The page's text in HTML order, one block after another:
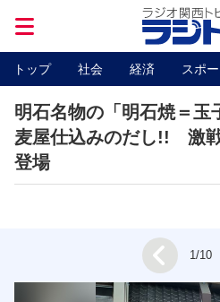
トップ 社会 経済 スポ
明石名物の「明石焼＝
麦屋仕込みのだし!! 激
登場
1/10